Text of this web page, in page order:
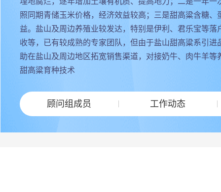
照同期青储玉米价格，经济效益较高；三是甜高粱含糖
益。盐山及周边养殖业较发达，特别是伊利、君乐宝等
收等，已有较成熟的专家团队，但由于盐山甜高粱系引
助在盐山及周边地区拓宽销售渠道，对接奶牛、肉牛羊
甜高粱育种技术
顾问组成员 工作动态